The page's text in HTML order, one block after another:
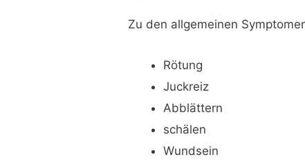
Zu den allgemeinen
Rötung
Juckreiz
Abblättern
schälen
Wundsein